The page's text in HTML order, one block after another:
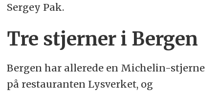
Sergey Pak.
Tre stjerner i Bergen
Bergen har allerede en Michelin-stjerne
på restauranten Lysverket, og